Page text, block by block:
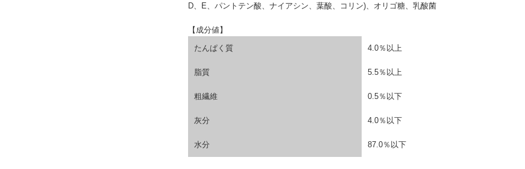
D、E、パントテン酸、ナイアシン、葉酸、コリン)、オリゴ糖、乳酸菌
【成分値】
たんぱく質
4.0％以上
脂質 5.5％以上
粗繊維 0.5％以下
灰分 4.0％以下
水分 87.0％以下